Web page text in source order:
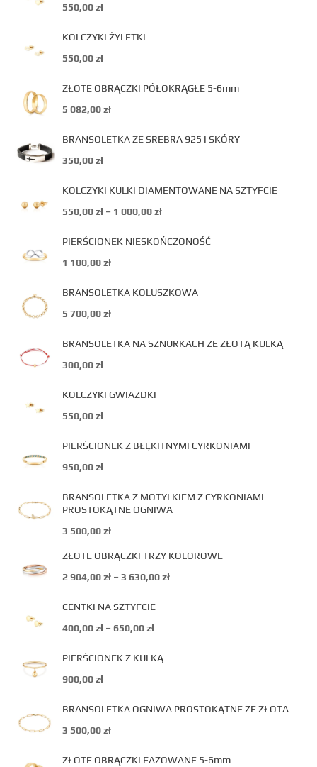
550,00zł
KOLCZYKI ŻYLETKI
550,00zł
ZŁOTE OBRĄCZKI PÓŁOKRĄGŁE 5-6mm
5 082,00zł
BRANSOLETKA ZE SREBRA 925 I SKÓRY
350,00zł
KOLCZYKI KULKI DIAMENTOWANE NA SZTYFCIE
550,00zł – 1 000,00zł
PIERŚCIONEK NIESKOŃCZONOŚĆ
1 100,00zł
BRANSOLETKA KOLUSZKOWA
5 700,00zł
BRANSOLETKA NA SZNURKACH ZE ZŁOTĄ KULKĄ
300,00zł
KOLCZYKI GWIAZDKI
550,00zł
PIERŚCIONEK Z BŁĘKITNYMI CYRKONIAMI
950,00zł
BRANSOLETKA Z MOTYLKIEM Z CYRKONIAMI -
PROSTOKĄTNE OGNIWA
3 500,00zł
ZŁOTE OBRĄCZKI TRZY KOLOROWE
2 904,00zł – 3 630,00zł
CENTKI NA SZTYFCIE
400,00zł – 650,00zł
PIERŚCIONEK Z KULKĄ
900,00zł
BRANSOLETKA OGNIWA PROSTOKĄTNE ZE ZŁOTA
3 500,00zł
ZŁOTE OBRĄCZKI FAZOWANE 5-6mm